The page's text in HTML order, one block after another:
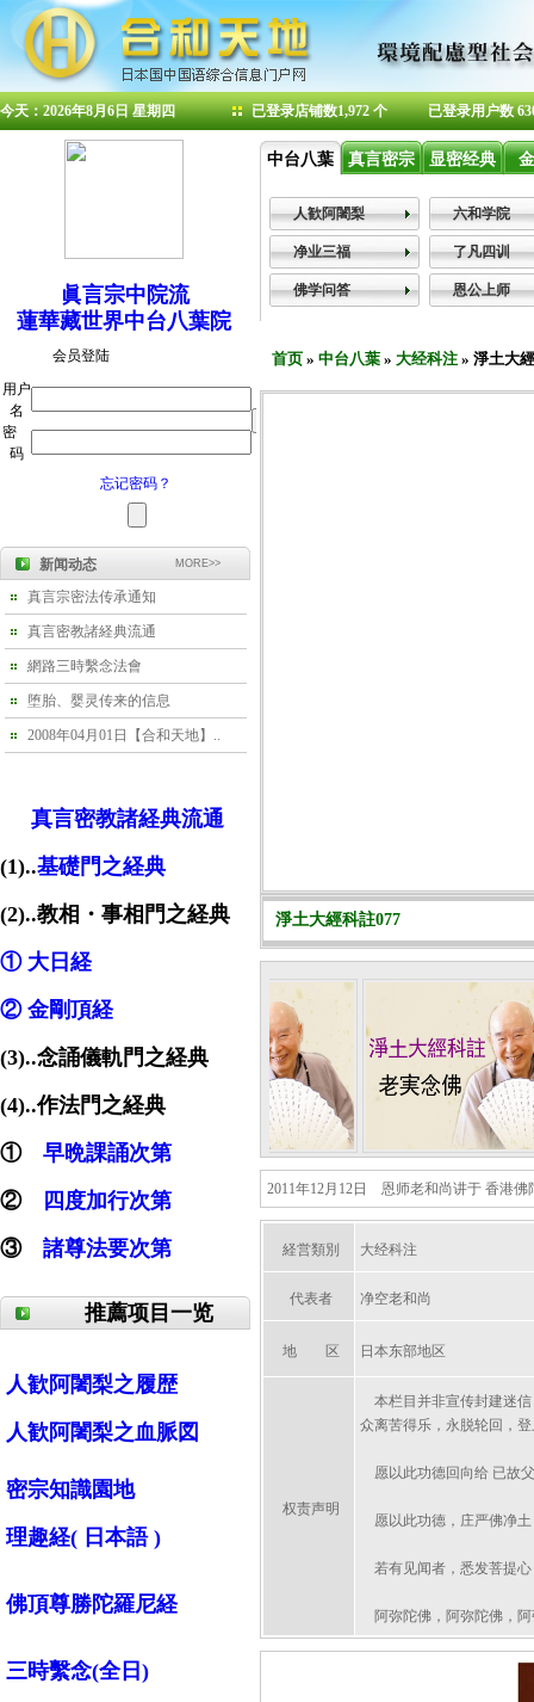
今天：2026年8月6日 星期四 已登录店铺数1,972 个 已登录用户数
中台八葉 真言密宗 显密经典
人歓阿闍梨 六和学院
净业三福 了凡四训
佛学问答 恩公上师
首页 » 中台八葉 » 大经科注 » 淨土大
淨土大經科註077
2011年12月12日 恩师老和尚讲于 香港佛
経営類別 大经科注
代表者 净空老和尚
地 区 日本东部地区
权责声明
本栏目并非宣传封建迷信
众离苦得乐，永脱轮回，
愿以此功德回向给 已故
愿以此功德，庄严佛净
若有见闻者，悉发菩提
阿弥陀佛，阿弥陀佛，
眞言宗中院流
蓮華藏世界中台八葉院
新闻动态 MORE>>
真言宗密法传承通知
真言密教諸経典流通
網路三時繫念法會
堕胎、婴灵传来的信息
2008年04月01日【合和天地】..
真言密教諸経典流通
(1)..基礎門之経典
(2)..教相・事相門之経典
① 大日経
② 金剛頂経
(3)..念誦儀軌門之経典
(4)..作法門之経典
① 早晩課誦次第
②
四度加行次第
③ 諸尊法要次第
推薦项目一览
人歓阿闍梨之履歴
人歓阿闍梨之血脈図
密宗知識園地
理趣経( 日本語 )
佛頂尊勝陀羅尼経
三時繫念(全日)